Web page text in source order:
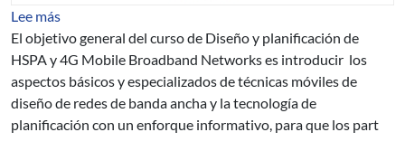
Lee mássobre Curso El diseño y planificación de HSPA y 4G
El objetivogeneral del curso de Diseñoy planificación de
HSPAy 4G Mobile Broadband Networks es introducir los
aspectos básicos y especializadosdetécnicas móvilesde
diseño de redesde banda anchay la tecnologíade
planificación con un enforque informativo, paraque los part